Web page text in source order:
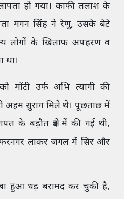
हो गया। काफी तलाश के
मगन सिंह ने रेणु, उसके बेटे
लोगों के खिलाफ अपहरण व
था।
मोंटी उर्फ अभि त्यागी की
अहम सुराग मिले थे। पूछताछ में
के बड़ौत क्षेत्र में की गई थी,
लाकर जंगल में सिर और
हुआ धड़ बरामद कर चुकी है,